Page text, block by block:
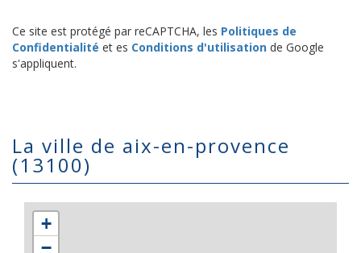
Ce site est protégé par reCAPTCHA, les Politiques de
Confidentialité et es Conditions d'utilisation de Google
s'appliquent.
la ville de aix-en-provence
(13100)
+
−